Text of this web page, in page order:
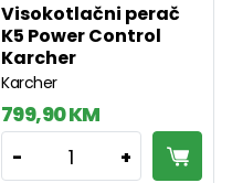
Visokotlačni perač
K5 Power Control
Karcher
Karcher
799,90 KM
- 1 +